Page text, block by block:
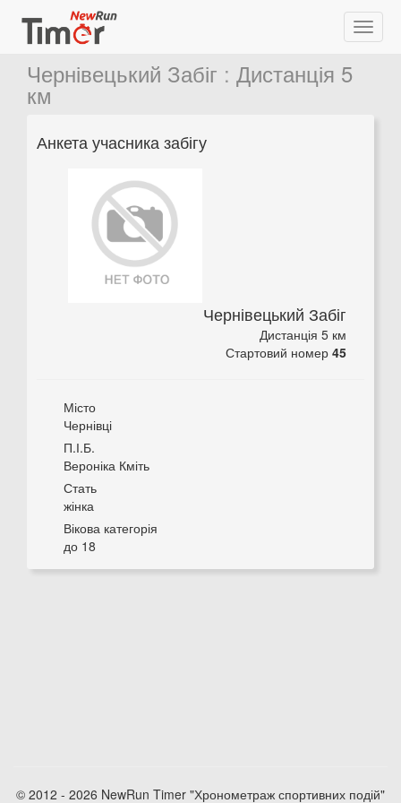
Чернівецький Забіг : Дистанція 5
км
Анкета учасника забігу
Чернівецький Забіг
Дистанція 5 км
Стартовий номер 45
Місто
Чернівці
П.І.Б.
Вероніка Кміть
Стать
жінка
Вікова категорія
до 18
© 2012 - 2026 NewRun Timer "Хронометраж спортивних подій"